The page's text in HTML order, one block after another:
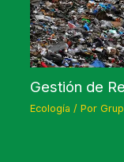
Gestión de
Ecología / Por